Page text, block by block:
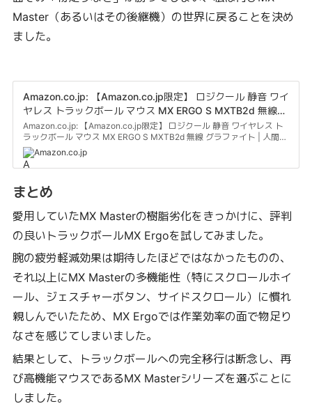
Master（あるいはその後継機）の世界に戻ることを決め
ました。
Amazon.co.jp: 【Amazon.co.jp限定】 ロジクール 静音 ワイ
ヤレス トラックボール マウス MX ERGO S MXTB2d 無線
グラファイト | 人間工学デザインにより、前腕の筋肉緊張を
27%軽減、Logi Bolt、Bluetooth、USB-C 充電式、
windows、macOS、iPadOS、ChromeOS、Android、国内
正規品、Amazon.co.jp限定 壁紙ダウンロード付き : パソコ
Amazon.co.jp: 【Amazon.co.jp限定】 ロジクール 静音 ワイヤレス ト
ラックボール マウス MX ERGO S MXTB2d 無線 グラファイト | 人間工
学デザインにより、前腕の筋肉緊張を27%軽減、Logi Bolt、
Bluetooth、USB-C 充電式、windows、macOS、iPadOS、
ChromeOS、Android、国内正規品、Amazon.co.jp限定 壁紙ダウンロ
Amazon.co.jp
まとめ
愛用していたMX Masterの樹脂劣化をきっかけに、評判
の良いトラックボールMX Ergoを試してみました。
腕の疲労軽減効果は期待したほどではなかったものの、
それ以上にMX Masterの多機能性（特にスクロールホイ
ール、ジェスチャーボタン、サイドスクロール）に慣れ
親しんでいたため、MX Ergoでは作業効率の面で物足り
なさを感じてしまいました。
結果として、トラックボールへの完全移行は断念し、再
び高機能マウスであるMX Masterシリーズを選ぶことに
しました。